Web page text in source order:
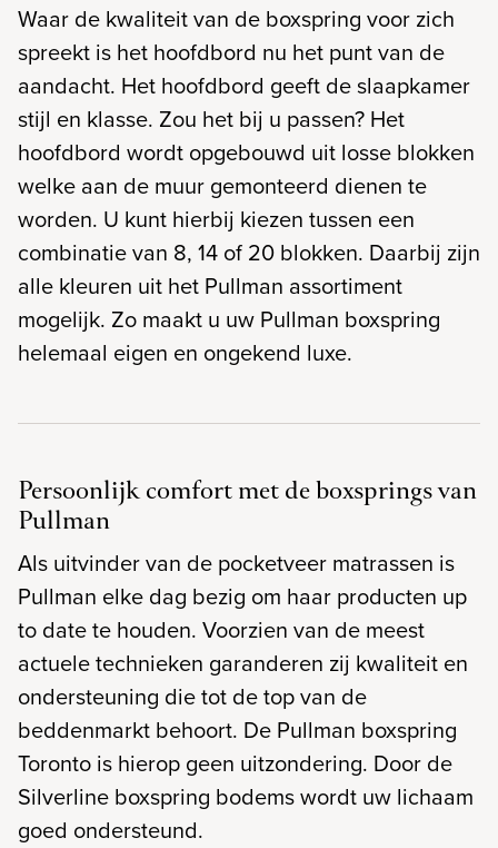
Waar de kwaliteit van de boxspring voor zich
spreekt is het hoofdbord nu het punt van de
aandacht. Het hoofdbord geeft de slaapkamer
stijl en klasse. Zou het bij u passen? Het
hoofdbord wordt opgebouwd uit losse blokken
welke aan de muur gemonteerd dienen te
worden. U kunt hierbij kiezen tussen een
combinatie van 8, 14 of 20 blokken. Daarbij zijn
alle kleuren uit het Pullman assortiment
mogelijk. Zo maakt u uw Pullman boxspring
helemaal eigen en ongekend luxe.
Persoonlijk comfort met de boxsprings van
Pullman
Als uitvinder van de pocketveer matrassen is
Pullman elke dag bezig om haar producten up
to date te houden. Voorzien van de meest
actuele technieken garanderen zij kwaliteit en
ondersteuning die tot de top van de
beddenmarkt behoort. De Pullman boxspring
Toronto is hierop geen uitzondering. Door de
Silverline boxspring bodems wordt uw lichaam
goed ondersteund.